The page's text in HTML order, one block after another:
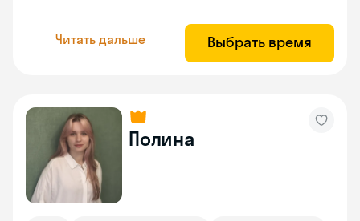
Читать дальше Выбрать время
Полина